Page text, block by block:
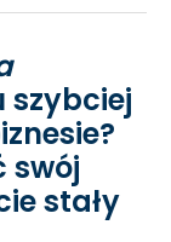
szybciej
swój
stały